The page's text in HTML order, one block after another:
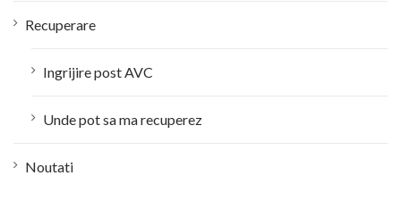
Recuperare
Ingrijire post AVC
Unde pot sa ma recuperez
Noutati